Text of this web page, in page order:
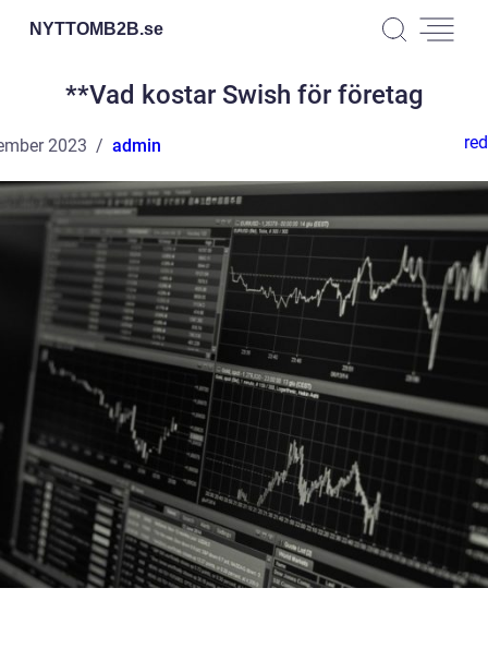
NYTTOMB2B.se
**Vad kostar Swish för företag
2023 admin